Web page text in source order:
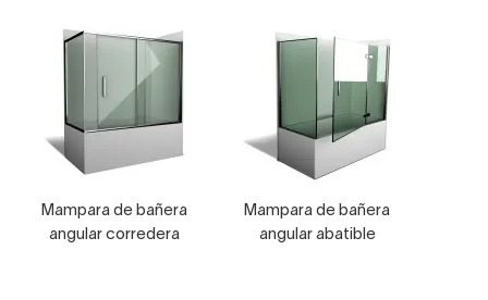
Mampara de bañera
angular corredera
Mampara de bañera
angular abatible